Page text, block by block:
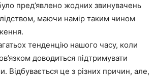
пред’явлено жодних звинувачень
маючи намір таким чином
тенденцію нашого часу, коли
доводиться підтримувати
Відбувається це з різних причин, але,